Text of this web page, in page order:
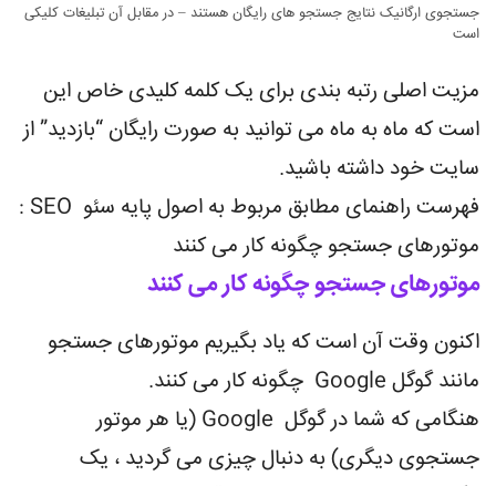
جستجوی ارگانیک نتایج جستجو های رایگان هستند – در مقابل آن تبلیغات کلیکی
است
مزیت اصلی رتبه بندی برای یک کلمه کلیدی خاص این
است که ماه به ماه می توانید به صورت رایگان “بازدید” از
سایت خود داشته باشید.
فهرست راهنمای مطابق مربوط به اصول پایه سئو SEO :
موتورهای جستجو چگونه کار می کنند
موتورهای جستجو چگونه کار می کنند
اکنون وقت آن است که یاد بگیریم موتورهای جستجو
مانند گوگل Google چگونه کار می کنند.
هنگامی که شما در گوگل Google (یا هر موتور
جستجوی دیگری) به دنبال چیزی می گردید ، یک